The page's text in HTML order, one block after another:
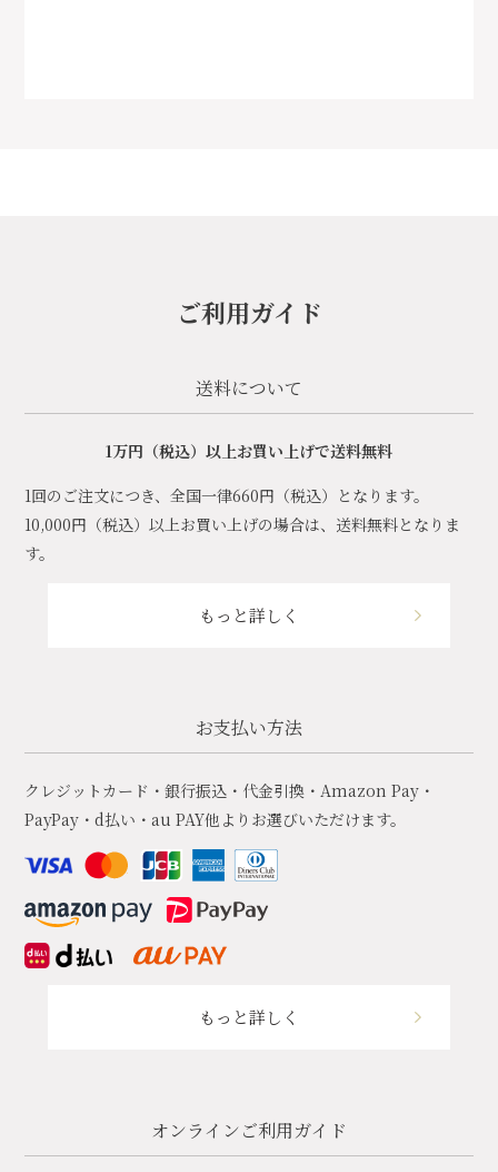
ご利用ガイド
送料について
1万円（税込）以上お買い上げで送料無料
1回のご注文につき、全国一律660円（税込）となります。
10,000円（税込）以上お買い上げの場合は、送料無料となりま
す。
もっと詳しく
お支払い方法
クレジットカード・銀行振込・代金引換・Amazon Pay・
PayPay・d払い・au PAY他よりお選びいただけます。
もっと詳しく
オンラインご利用ガイド